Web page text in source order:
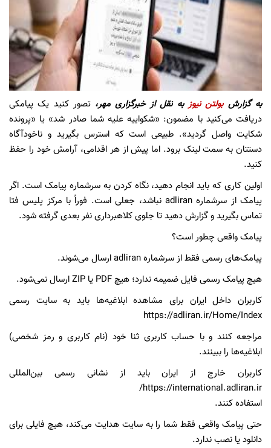
به گزارشبولتن نیوزبه نقل ازخبرگزاری مهر، تصور کنید یک پیامکی
دریافت می‌کنید با مضمون: «شکواییه علیه شما صادر شد» یا «پرونده
شکایت واصل گردید». طبیعی است که استرس بگیرید و ناخودآگاه
دستتان به سمت لینک برود. اما پیش از هر اقدامی، آرامش خود را حفظ
کنید.
اولین کاری که باید انجام دهید، نگاه کردن به سرشماره پیامک است. اگر
پیامک از سرشماره adliran نباشد، جعلی است. فوراً با مرکز پلیس فتا
تماس بگیرید و گزارش دهید تا جلوی کلاهبرداری نفر بعدی گرفته شود.
پیامک واقعی چطور است؟
پیامک‌های رسمی فقط از سرشماره adliran ارسال می‌شوند.
هیچ پیامک رسمی فایل ضمیمه ندارد؛ هیچ PDF یا ZIP ارسال نمی‌شود.
کاربران داخل ایران برای مشاهده ابلاغیه‌ها باید به سایت رسمی
https://adliran.ir/Home/Index
مراجعه کنند و با حساب کاربری ثنا خود (نام کاربری و رمز شخصی)
ابلاغیه‌ها را ببینند.
کاربران خارج از ایران باید از نشانی رسمی بین‌المللی
https://international.adliran.ir/
استفاده کنند.
حتی پیامک واقعی فقط شما را به سایت هدایت می‌کند، هیچ فایلی برای
دانلود یا نصب ندارد.